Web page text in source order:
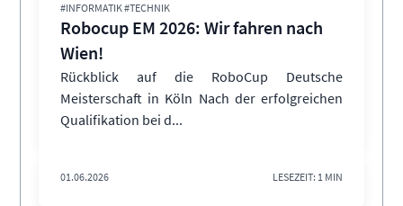
#INFORMATIK #TECHNIK
Robocup EM 2026: Wir fahren nach
Wien!
Rückblick auf die RoboCup Deutsche
Meisterschaft in Köln Nach der erfolgreichen
Qualifikation bei d...
01.06.2026 LESEZEIT: 1 MIN